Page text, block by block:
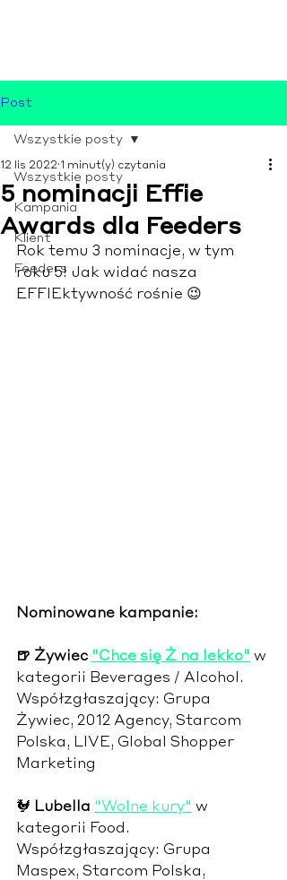
Post
Wszystkie posty
Kampania
Klient
Feeders
Wszystkie posty
5 nominacji Effie
Awards dla Feeders
12 lis 2022 1 minut(y) czytania
Rok temu 3 nominacje, w tym
roku 5! Jak widać nasza
EFFIEktywność rośnie 😉
Nominowane kampanie:
🍺 Żywiec "Chce się Ż na lekko" w
kategorii Beverages / Alcohol.
Współzgłaszający: Grupa
Żywiec, 2012 Agency, Starcom
Polska, LIVE, Global Shopper
Marketing
🐓 Lubella "Wolne kury" w
kategorii Food.
Współzgłaszający: Grupa
Maspex, Starcom Polska,